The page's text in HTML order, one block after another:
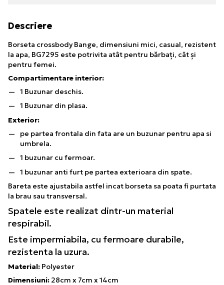
Descriere
Borseta crossbody Bange, dimensiuni mici, casual, rezistent
la apa, BG7295 este potrivita atât pentru bărbați, cât și
pentru femei.
Compartimentare interior:
1 Buzunar deschis.
1 Buzunar din plasa.
Exterior:
pe partea frontala din fata are un buzunar pentru apa si
umbrela.
1 buzunar cu fermoar.
1 buzunar anti furt pe partea exterioara din spate.
Bareta este ajustabila astfel incat borseta sa poata fi purtata
la brau sau transversal.
Spatele este realizat dintr-un material
respirabil.
Este impermiabila, cu fermoare durabile,
rezistenta la uzura.
Material: Polyester
Dimensiuni: 28cm x 7cm x 14cm